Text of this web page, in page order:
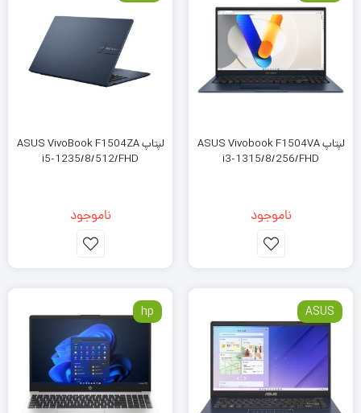
لپتاپ ASUS Vivobook F1504VA
i3-1315/8/256/FHD
ناموجود
لپتاپ ASUS VivoBook F1504ZA
i5-1235/8/512/FHD
ناموجود
ASUS
hp